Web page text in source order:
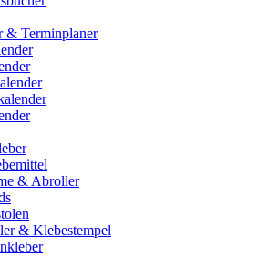
& Terminplaner
& Abroller
& Klebestempel